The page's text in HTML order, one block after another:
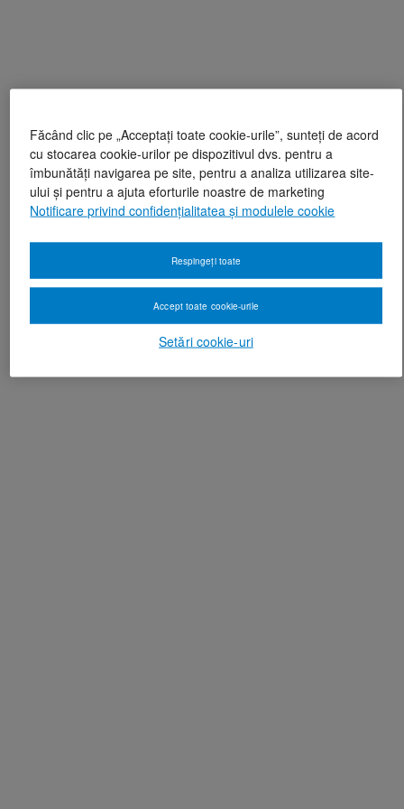
Făcând clic pe „Acceptați toate cookie-urile”, sunteți de acord
cu stocarea cookie-urilor pe dispozitivul dvs. pentru a
îmbunătăți navigarea pe site, pentru a analiza utilizarea site-
ului și pentru a ajuta eforturile noastre de marketing
Notificare privind confidențialitatea și modulele cookie
Setări cookie-uri
Respingeți toate
Accept toate cookie-urile